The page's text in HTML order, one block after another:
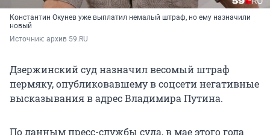
Константин Окунев уже выплатил немалый штраф, но ему назначили
новый
Источник: архив 59.RU
Дзержинский суд назначил весомый штраф
пермяку, опубликовавшему в соцсети негативные
высказывания в адрес Владимира Путина.
По данным пресс-службы суда, в мае этого года